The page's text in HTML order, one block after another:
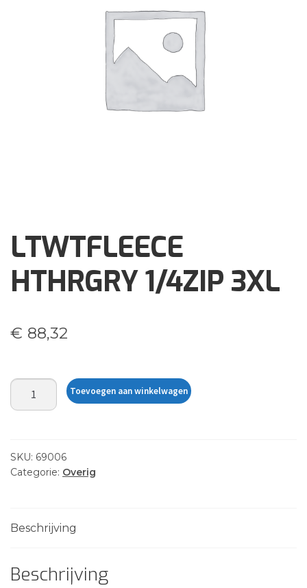
LTWTFLEECE
HTHRGRY 1/4ZIP 3XL
€ 88,32
LTWTFLEECE
HTHRGRY
aantal
Toevoegen aan winkelwagen
SKU: 69006
Categorie: Overig
Beschrijving
Beschrijving